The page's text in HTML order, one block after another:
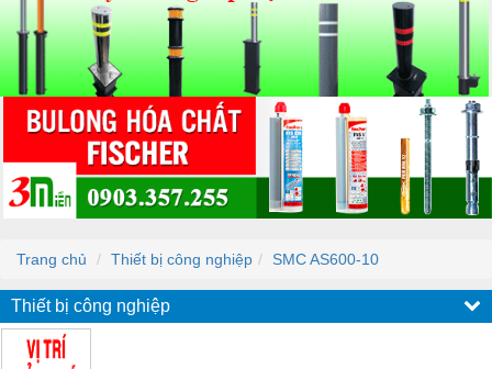
Trang chủ Thiết bị công nghiệp SMC AS600-10
Thiết bị công nghiệp